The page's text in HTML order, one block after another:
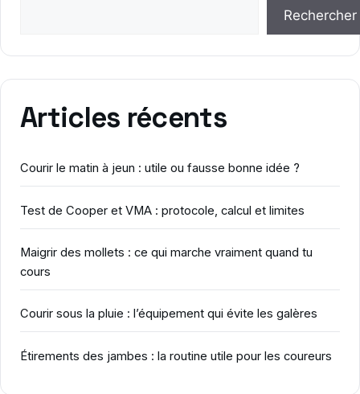
Rechercher
Articles récents
Courir le matin à jeun : utile ou fausse bonne idée ?
Test de Cooper et VMA : protocole, calcul et limites
Maigrir des mollets : ce qui marche vraiment quand tu
cours
Courir sous la pluie : l’équipement qui évite les galères
Étirements des jambes : la routine utile pour les coureurs